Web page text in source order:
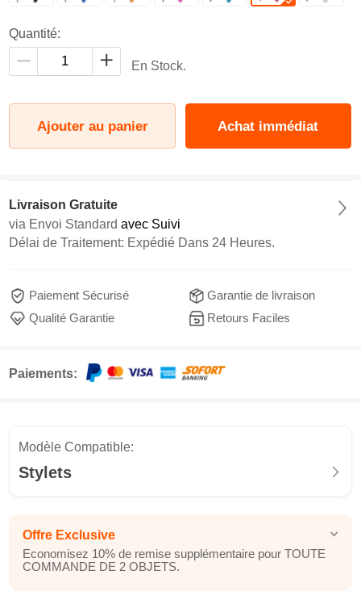
Quantité:
En Stock.
Ajouter au panier Achat immédiat
Livraison Gratuite
via Envoi Standard avec Suivi
Délai de Traitement: Expédié Dans 24 Heures.
Paiement Sécurisé
Garantie de livraison
Qualité Garantie
Retours Faciles
Paiements:
Modèle Compatible:
Stylets
Offre Exclusive
Economisez 10% de remise supplémentaire pour TOUTE
COMMANDE DE 2 OBJETS.